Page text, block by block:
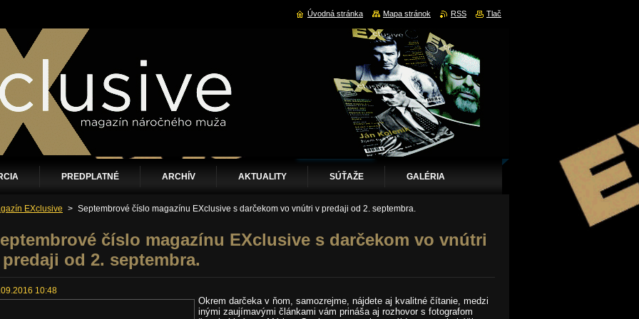
PREDPLATNÉ ARCHÍV AKTUALITY SÚŤAŽE GALÉRIA
EXclusive > Septembrové číslo magazínu EXclusive s darčekom vo vnútri v predaji od 2. septembra.
číslo magazínu EXclusive s darčekom vo vnútri
od 2. septembra.
10:48
Okrem darčeka v ňom, samozrejme, nájdete aj kvalitné čítanie, medzi
inými zaujímavými článkami vám prináša aj rozhovor s fotografom
Úvodná stránka Mapa stránok RSS Tlač